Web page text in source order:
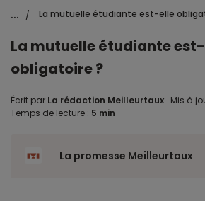
... / La mutuelle étudiante est-elle
La mutuelle étudiante
obligatoire ?
Écrit par La rédaction Meilleurtaux . Mis à
Temps de lecture : 5 min
La promesse Meilleurtaux